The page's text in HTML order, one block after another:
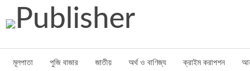
মূলপাতা পুজি বাজার জাতীয় অর্থ ও বাণিজ্য ক্রাইম করাপশন